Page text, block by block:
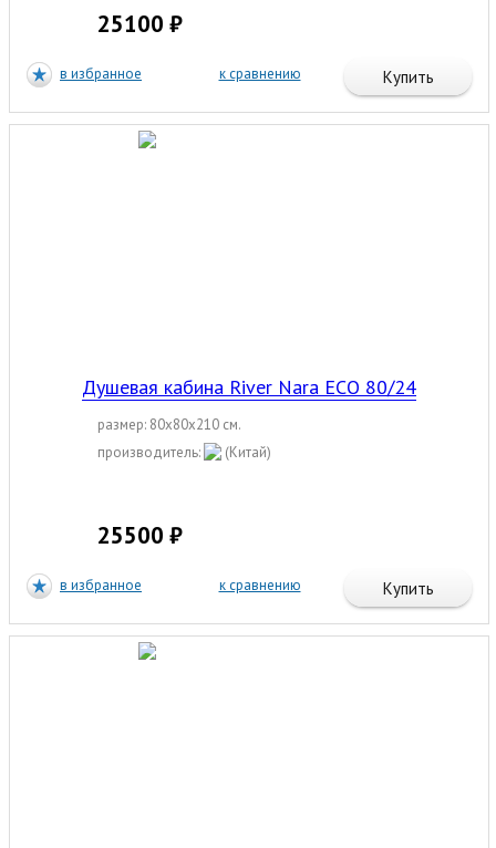
25100 ₽
в избранное к сравнению Купить
Душевая кабина River Nara ECO 80/24
размер: 80x80x210 см.
производитель:
(Китай)
25500 ₽
в избранное к сравнению Купить